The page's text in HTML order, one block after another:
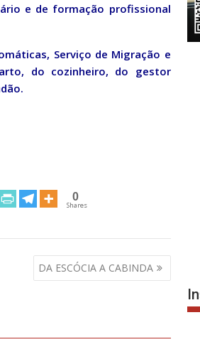
e de formação profissional
Serviço de Migração e
do cozinheiro, do gestor
0
Shares
DA ESCÓCIA A CABINDA